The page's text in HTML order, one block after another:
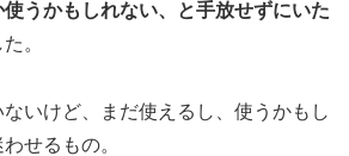
使うかもしれない、と手放せずにいた
。
いけど、まだ使えるし、使うかもし
せるもの。